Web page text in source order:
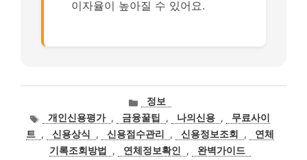
이자율이 높아질 수 있어요.
카
테
고
리
정보
태개인신용평가 , 금융꿀팁 , 나의신용 ,
무료사이
트 , 신용상식 , 신용점수관리 , 신용정보조회 ,
연체
기록조회방법
, 연체정보확인 ,
완벽가이드